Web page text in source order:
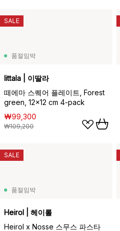
품절임박
Iittala | 이딸라
떼에마 스퀘어 플레이트, Forest
green, 12x12 cm 4-pack
₩99,300
₩109,200
SALE
품절임박
Heirol | 헤이롤
Heirol x Nosse 스무스 파스타
SALE